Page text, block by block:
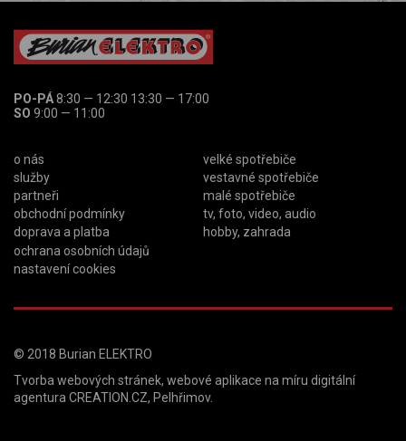
PO-PÁ8:30 — 12:30 13:30 — 17:00
SO 9:00 — 11:00
o nás
služby
partneři
obchodní podmínky
doprava a platba
ochrana osobních údajů
nastavení cookies
velké spotřebiče
vestavné spotřebiče
malé spotřebiče
tv, foto, video, audio
hobby, zahrada
© 2018 Burian ELEKTRO
Tvorba webových stránek, webové aplikace na míru digitální
agentura CREATION.CZ, Pelhřimov.